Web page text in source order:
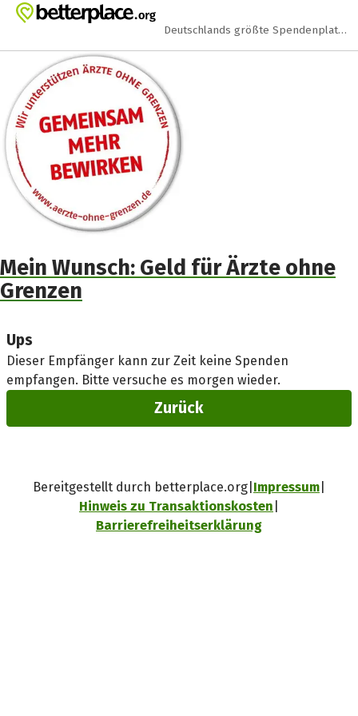
Zum Hauptinhalt springen
Erklärung zur Barrierefreiheit anzeigen
Deutschlands größte Spendenplattform
Mein Wunsch: Geld für Ärzte ohne
Grenzen
Ups
Dieser Empfänger kann zur Zeit keine Spenden
empfangen. Bitte versuche es morgen wieder.
Zurück
Bereitgestellt durch betterplace.org Impressum
Hinweis zu Transaktionskosten
Barrierefreiheitserklärung